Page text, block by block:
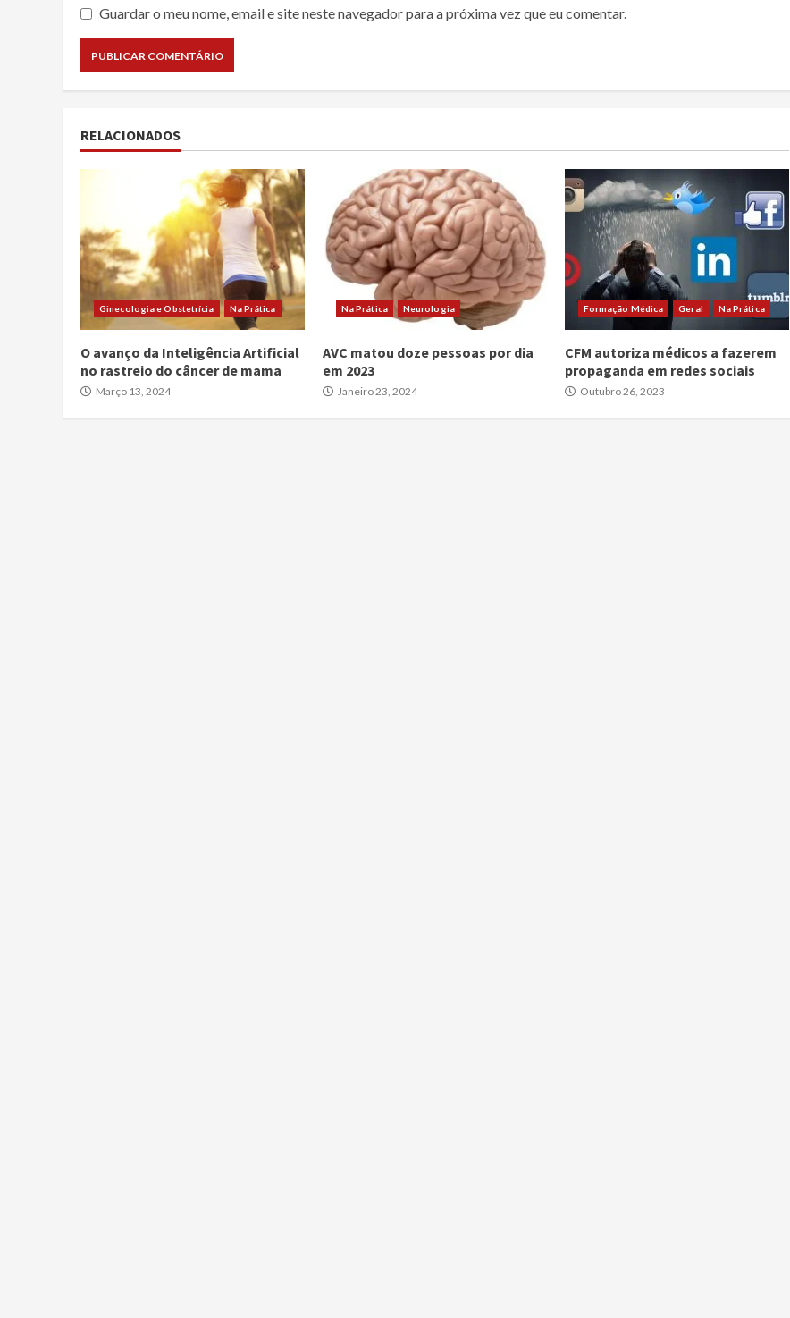
Guardar o meu nome, email e site neste navegador para a próxima vez que eu comentar.
RELACIONADOS
Ginecologia e Obstetrícia Na Prática
O avanço da Inteligência Artificial
no rastreio do câncer de mama
Março 13, 2024
Na Prática Neurologia
AVC matou doze pessoas por dia
em 2023
Janeiro 23, 2024
Formação Médica Geral Na Prática
CFM autoriza médicos a fazerem
propaganda em redes sociais
Outubro 26, 2023